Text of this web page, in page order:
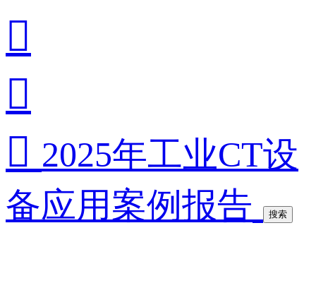


 2025年工业CT设
备应用案例报告
搜索